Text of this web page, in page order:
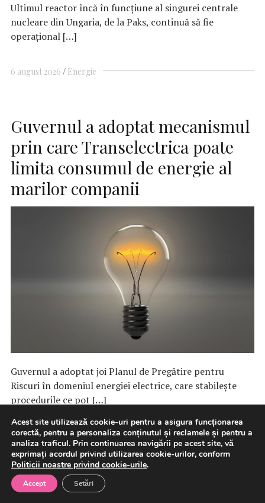
Ultimul reactor încă în funcţiune al singurei centrale
nucleare din Ungaria, de la Paks, continuă să fie
operaţional […]
6 august 2026 Energie
Guvernul a adoptat mecanismul
prin care Transelectrica poate
limita consumul de energie al
marilor companii
Guvernul a adoptat joi Planul de Pregătire pentru
Riscuri în domeniul energiei electrice, care stabilește
procedurile ce pot […]
6 august 2026 Energie
Eurostat: România, Belgia şi
Acest site utilizează cookie-uri pentru a asigura funcționarea
corectă, pentru a personaliza conținutul și reclamele și pentru a
analiza traficul. Prin continuarea navigării pe acest site, vă
exprimați acordul privind utilizarea cookie-urilor, conform
Politicii noastre privind cookie-urile.
Accept Setări